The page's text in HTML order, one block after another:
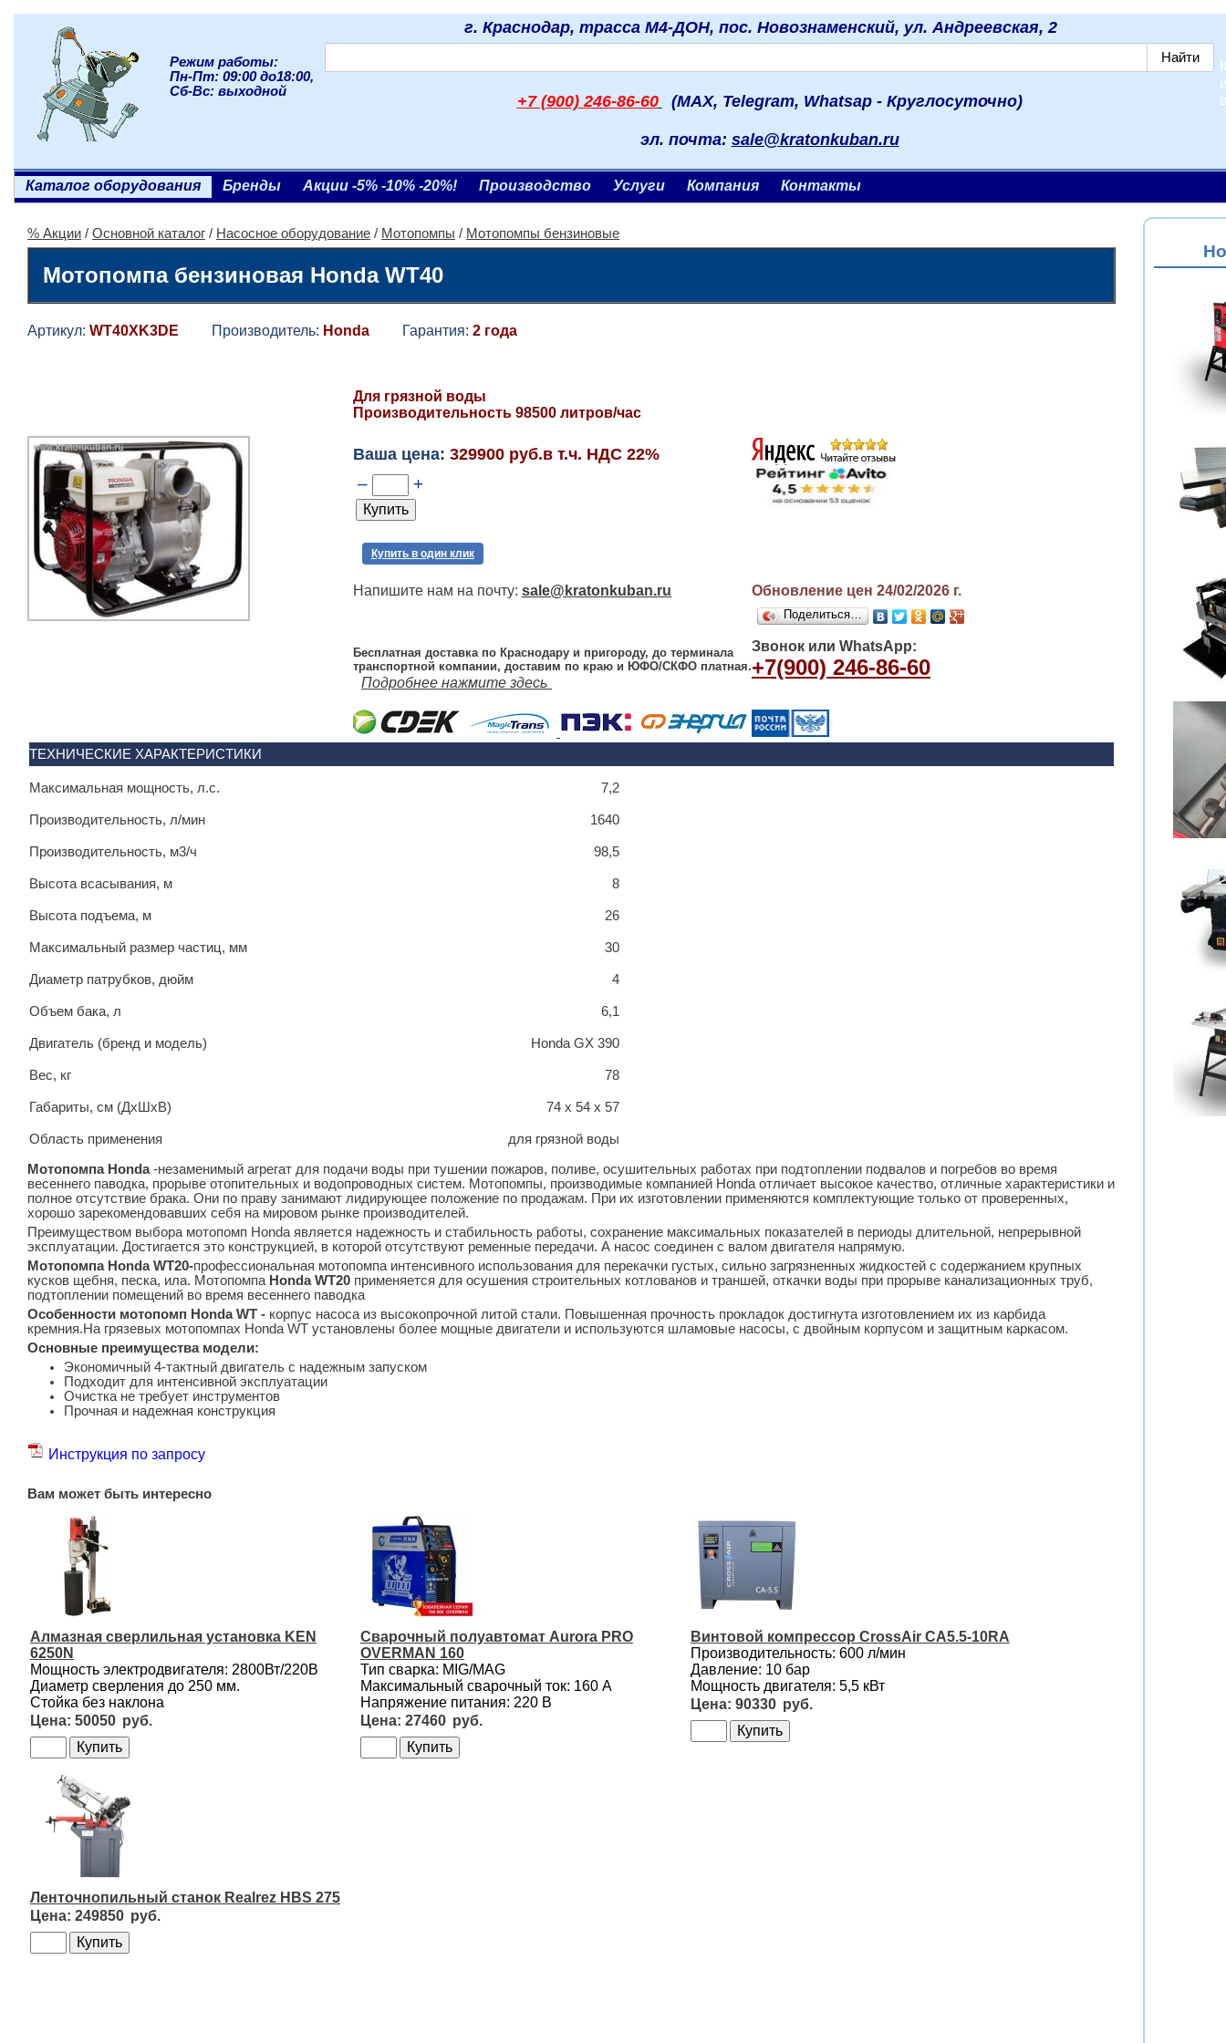
Режим работы:
Пн-Пт: 09:00 до18:00,
Сб-Вс: выходной
г. Краснодар, трасса М4-ДОН, пос. Новознаменский, ул. Андреевская, 2
+7 (900) 246-86-60 (MAX, Telegram, Whatsap - Круглосуточно)
эл. почта: sale@kratonkuban.ru
Каталог оборудования Бренды Акции -5% -10% -20%! Производство Услуги Компания Контакты
% Акции / Основной каталог / Насосное оборудование / Мотопомпы / Мотопомпы бензиновые
Мотопомпа бензиновая Honda WT40
Артикул: WT40XK3DE Производитель: Honda Гарантия: 2 года
Для грязной воды
Производительность 98500 литров/час
Ваша цена: 329900 руб.в т.ч. НДС 22%
– +
Купить в один клик
Напишите нам на почту: sale@kratonkuban.ru Обновление цен 24/02/2026 г.
Поделиться…
Бесплатная доставка по Краснодару и пригороду, до терминала
транспортной компании, доставим по краю и ЮФО/СКФО платная.
Подробнее нажмите здесь
Звонок или WhatsApp:
+7(900) 246-86-60
ТЕХНИЧЕСКИЕ ХАРАКТЕРИСТИКИ
Максимальная мощность, л.с. 7,2
Производительность, л/мин 1640
Производительность, м3/ч 98,5
Высота всасывания, м 8
Высота подъема, м 26
Максимальный размер частиц, мм 30
Диаметр патрубков, дюйм 4
Объем бака, л 6,1
Двигатель (бренд и модель) Honda GX 390
Вес, кг 78
Габариты, см (ДхШхВ) 74 х 54 х 57
Область применения для грязной воды
Мотопомпа Honda-незаменимый агрегат для подачи воды при тушении пожаров, поливе, осушительных работах при подтоплении подвалов и погребов во время
весеннего паводка, прорыве отопительных и водопроводных систем. Мотопомпы, производимые компанией Honda отличает высокое качество, отличные характеристики и
полное отсутствие брака. Они по праву занимают лидирующее положение по продажам. При их изготовлении применяются комплектующие только от проверенных,
хорошо зарекомендовавших себя на мировом рынке производителей.
Преимуществом выбора мотопомп Honda является надежность и стабильность работы, сохранение максимальных показателей в периоды длительной, непрерывной
эксплуатации. Достигается это конструкцией, в которой отсутствуют ременные передачи. А насос соединен с валом двигателя напрямую.
Мотопомпа HondaWT20-профессиональная мотопомпа интенсивного использования для перекачки густых, сильно загрязненных жидкостей с содержанием крупных
кусков щебня, песка, ила. Мотопомпа HondaWT20 применяется для осушения строительных котлованов и траншей, откачки воды при прорыве канализационных труб,
подтоплении помещений во время весеннего паводка
Особенности мотопомп Honda WT - корпус насоса из высокопрочной литой стали. Повышенная прочность прокладок достигнута изготовлением их из карбида
кремния.На грязевых мотопомпах Honda WT установлены более мощные двигатели и используются шламовые насосы, с двойным корпусом и защитным каркасом.
Основные преимущества модели:
Экономичный 4-тактный двигатель с надежным запуском
Подходит для интенсивной эксплуатации
Очистка не требует инструментов
Прочная и надежная конструкция
Инструкция по запросу
Вам может быть интересно
Алмазная сверлильная установка KEN
6250N
Мощность электродвигателя: 2800Вт/220В
Диаметр сверления до 250 мм.
Стойка без наклона
50050
Сварочный полуавтомат Aurora PRO
OVERMAN 160
Тип сварка: MIG/MAG
Максимальный сварочный ток: 160 А
Напряжение питания: 220 В
27460
Винтовой компрессор CrossAir CA5.5-10RA
Производительность: 600 л/мин
Давление: 10 бар
Мощность двигателя: 5,5 кВт
90330
Ленточнопильный станок Realrez HBS 275
249850